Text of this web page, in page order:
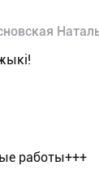
работы+++